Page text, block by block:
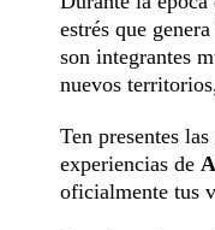
estrés que
son integrantes
nuevos
Ten presentes
experiencias de
oficialmente tus